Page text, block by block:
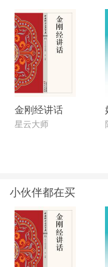
金刚经讲话
星云大师
小伙伴都在买